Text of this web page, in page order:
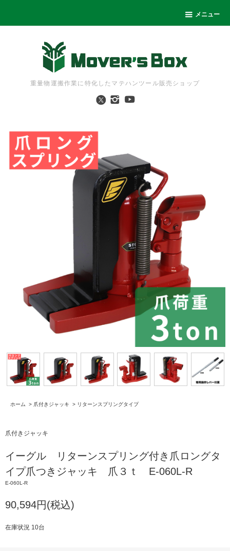
メニュー
重量物運搬作業に特化したマテハンツール販売ショップ
ホーム > 爪付きジャッキ > リターンスプリングタイプ
爪付きジャッキ
イーグル リターンスプリング付き爪ロングタ
イプ爪つきジャッキ 爪３ｔ E-060L-R
E-060L-R
90,594円(税込)
在庫状況 10台